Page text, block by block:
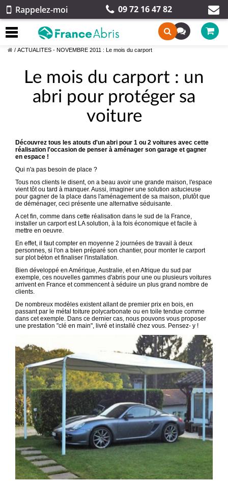
Rappelez-moi 09 72 16 47 82
/ ACTUALITES - NOVEMBRE 2011 : Le mois du carport
Le mois du carport : un
abri pour protéger sa
voiture
Découvrez tous les atouts d'un abri pour 1 ou 2 voitures avec cette
réalisation l'occasion de penser à aménager son garage et gagner
en espace !
Qui n'a pas besoin de place ?
Tous nos clients le disent, on a beau avoir une grande maison, l'espace
vient tôt ou tard à manquer. Aussi, imaginer une solution astucieuse
pour gagner de la place dans l'aménagement de sa maison, plutôt que
de déménager, ceci présente une alternative séduisante.
A cet fin, comme dans cette réalisation dans le sud de la France,
installer un carport est LA solution, à la fois économique et facile à
mettre en oeuvre.
En effet, il faut compter en moyenne 2 journées de travail à deux
personnes, si l'on a bien préparé son chantier, pour monter le carport
sur plot béton et finaliser l'installation.
Bien développé en Amérique, Australie, et en Afrique du sud par
exemple, ces nouvelles gammes d'abris pour une ou plusieurs voitures
arrivent en France et commencent à séduire un plus grand nombre de
clients.
De nombreux modèles existent allant de premier prix en bois, en
passant par le métal toiture polycarbonate ou en toile tendue comme
dans cet exemple. Dans ce dernier cas, nous pouvons vous proposer
une prestation "clé en main", livré et installé chez vous. Pensez- y !